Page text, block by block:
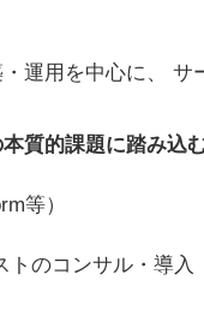
運用を中心に、
質的課題に踏み込
等）
トのコンサル・導入